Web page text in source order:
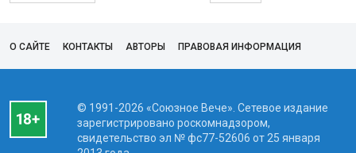
О САЙТЕ КОНТАКТЫ АВТОРЫ ПРАВОВАЯ ИНФОРМАЦИЯ
© 1991-2026 «Союзное Вече». Сетевое издание
зарегистрировано роскомнадзором,
свидетельство эл № фc77-52606 от 25 января